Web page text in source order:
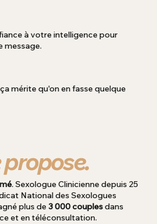
à votre intelligence pour
message.
mérite qu'on en fasse quelque
propose.
. Sexologue Clinicienne depuis 25
National des Sexologues
plus de3 000 couplesdans
et en téléconsultation.